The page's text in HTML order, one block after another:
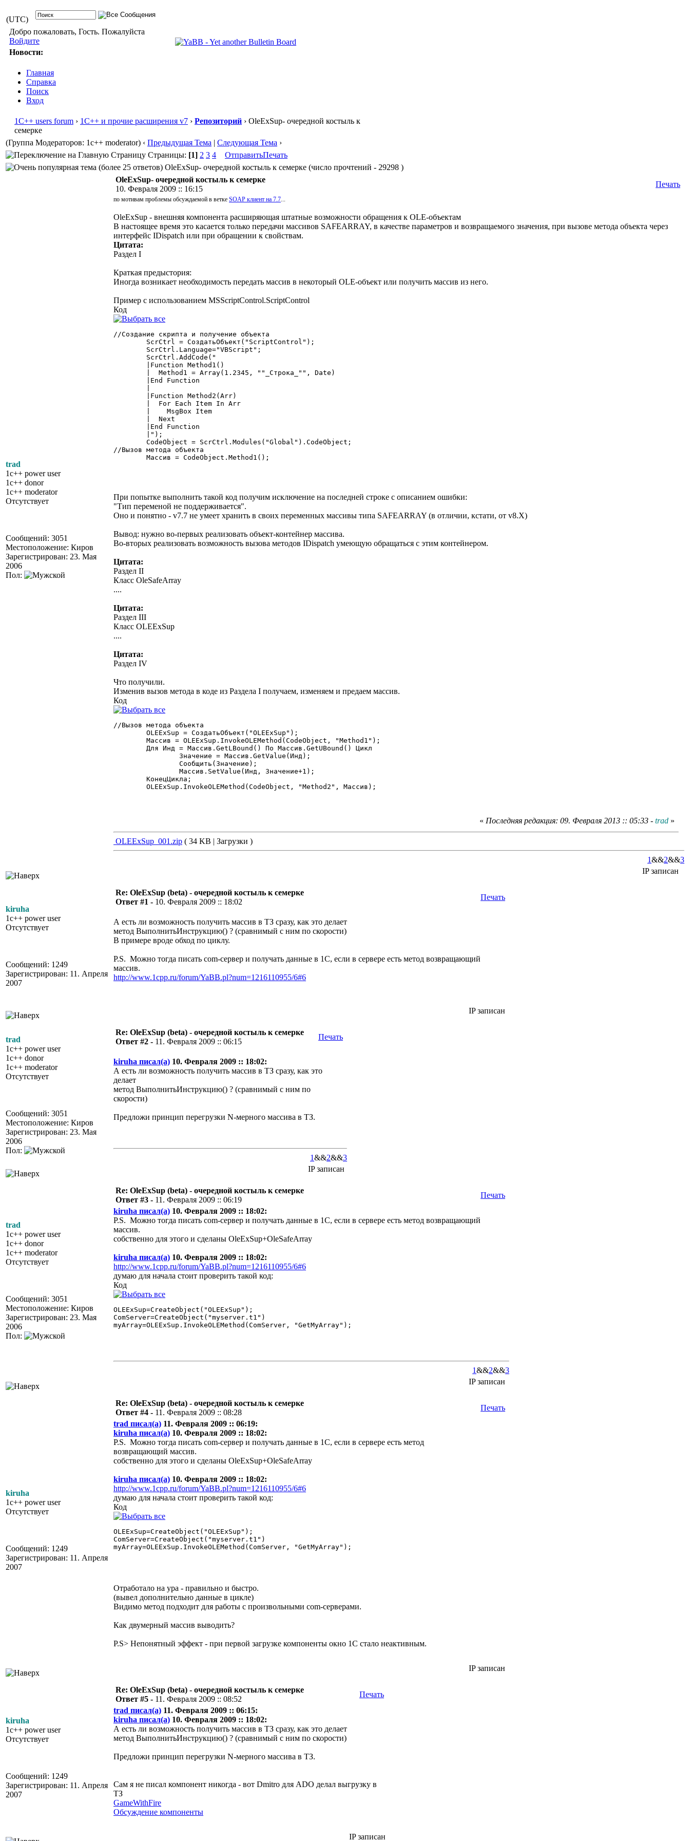
(UTC)
Добро пожаловать, Гость. Пожалуйста
Войдите
Новости:
Главная
Справка
Поиск
Вход
1С++ users forum › 1С++ и прочие расширения v7 › Репозиторий › OleExSup- очередной костыль к
семерке
(Группа Модераторов: 1c++ moderator) ‹ Предыдущая Тема | Следующая Тема ›
Страницы: [1] 2 3 4 ОтправитьПечать
OleExSup- очередной костыль к семерке (число прочтений - 29298 )
trad
1c++ power user
1c++ donor
1c++ moderator
Отсутствует
Сообщений: 3051
Местоположение: Киров
Зарегистрирован: 23. Мая
2006
Пол:
OleExSup- очередной костыль к семерке
10. Февраля 2009 :: 16:15
Печать
по мотивам проблемы обсуждаемой в ветке SOAP клиент на 7.7...
OleExSup - внешняя компонента расширяющая штатные возможности обращения к OLE-объектам
В настоящее время это касается только передачи массивов SAFEARRAY, в качестве параметров и возвращаемого значения, при вызове метода объекта через
интерфейс IDispatch или при обращении к свойствам.
Цитата:
Раздел I
Краткая предыстория:
Иногда возникает необходимость передать массив в некоторый OLE-объект или получить массив из него.
Пример с использованием MSScriptControl.ScriptControl
Код
//Создание скрипта и получение объекта
//Вызов метода объекта
При попытке выполнить такой код получим исключение на последней строке с описанием ошибки:
"Тип переменой не поддерживается".
Оно и понятно - v7.7 не умеет хранить в своих переменных массивы типа SAFEARRAY (в отличии, кстати, от v8.X)
Вывод: нужно во-первых реализовать объект-контейнер массива.
Во-вторых реализовать возможность вызова методов IDispatch умеющую обращаться с этим контейнером.
Цитата:
Раздел II
Класс OleSafeArray
....
Цитата:
Раздел III
Класс OLEExSup
....
Цитата:
Раздел IV
Что получили.
Изменив вызов метода в коде из Раздела I получаем, изменяем и предаем массив.
Код
//Вызов метода объекта
« Последняя редакция: 09. Февраля 2013 :: 05:33 - trad»
OLEExSup_001.zip ( 34 KB | Загрузки )
1&&2&&3
IP записан
kiruha
1c++ power user
Отсутствует
Сообщений: 1249
Зарегистрирован: 11. Апреля
2007
Re: OleExSup (beta) - очередной костыль к семерке
Ответ #1 - 10. Февраля 2009 :: 18:02
Печать
А есть ли возможность получить массив в ТЗ сразу, как это делает
метод ВыполнитьИнструкцию() ? (сравнимый с ним по скорости)
В примере вроде обход по циклу.
P.S. Можно тогда писать com-сервер и получать данные в 1С, если в сервере есть метод возвращающий
массив.
http://www.1cpp.ru/forum/YaBB.pl?num=1216110955/6#6
IP записан
trad
1c++ power user
1c++ donor
1c++ moderator
Отсутствует
Сообщений: 3051
Местоположение: Киров
Зарегистрирован: 23. Мая
2006
Пол:
Re: OleExSup (beta) - очередной костыль к семерке
Ответ #2 - 11. Февраля 2009 :: 06:15
Печать
kiruha писал(а) 10. Февраля 2009 :: 18:02:
А есть ли возможность получить массив в ТЗ сразу, как это
делает
метод ВыполнитьИнструкцию() ? (сравнимый с ним по
скорости)
Предложи принцип перегрузки N-мерного массива в ТЗ.
1&&2&&3
IP записан
trad
1c++ power user
1c++ donor
1c++ moderator
Отсутствует
Сообщений: 3051
Местоположение: Киров
Зарегистрирован: 23. Мая
2006
Пол:
Re: OleExSup (beta) - очередной костыль к семерке
Ответ #3 - 11. Февраля 2009 :: 06:19
Печать
kiruha писал(а) 10. Февраля 2009 :: 18:02:
P.S. Можно тогда писать com-сервер и получать данные в 1С, если в сервере есть метод возвращающий
массив.
собственно для этого и сделаны OleExSup+OleSafeArray
kiruha писал(а) 10. Февраля 2009 :: 18:02:
http://www.1cpp.ru/forum/YaBB.pl?num=1216110955/6#6
думаю для начала стоит проверить такой код:
Код
OLEExSup=CreateObject("OLEExSup");
ComServer=CreateObject("myserver.t1")
myArray=OLEExSup.InvokeOLEMethod(ComServer, "GetMyArray");
1&&2&&3
IP записан
kiruha
1c++ power user
Отсутствует
Сообщений: 1249
Зарегистрирован: 11. Апреля
2007
Re: OleExSup (beta) - очередной костыль к семерке
Ответ #4 - 11. Февраля 2009 :: 08:28
Печать
trad писал(а) 11. Февраля 2009 :: 06:19:
kiruha писал(а) 10. Февраля 2009 :: 18:02:
P.S. Можно тогда писать com-сервер и получать данные в 1С, если в сервере есть метод
возвращающий массив.
собственно для этого и сделаны OleExSup+OleSafeArray
kiruha писал(а) 10. Февраля 2009 :: 18:02:
http://www.1cpp.ru/forum/YaBB.pl?num=1216110955/6#6
думаю для начала стоит проверить такой код:
Код
OLEExSup=CreateObject("OLEExSup");
ComServer=CreateObject("myserver.t1")
myArray=OLEExSup.InvokeOLEMethod(ComServer, "GetMyArray");
Отработало на ура - правильно и быстро.
(вывел дополнительно данные в цикле)
Видимо метод подходит для работы с произвольными com-серверами.
Как двумерный массив выводить?
P.S> Непонятный эффект - при первой загрузке компоненты окно 1С стало неактивным.
IP записан
kiruha
1c++ power user
Отсутствует
Сообщений: 1249
Зарегистрирован: 11. Апреля
2007
Re: OleExSup (beta) - очередной костыль к семерке
Ответ #5 - 11. Февраля 2009 :: 08:52
Печать
trad писал(а) 11. Февраля 2009 :: 06:15:
kiruha писал(а) 10. Февраля 2009 :: 18:02:
А есть ли возможность получить массив в ТЗ сразу, как это делает
метод ВыполнитьИнструкцию() ? (сравнимый с ним по скорости)
Предложи принцип перегрузки N-мерного массива в ТЗ.
Сам я не писал компонент никогда - вот Dmitro для ADO делал выгрузку в
ТЗ
GameWithFire
Обсуждение компоненты
IP записан